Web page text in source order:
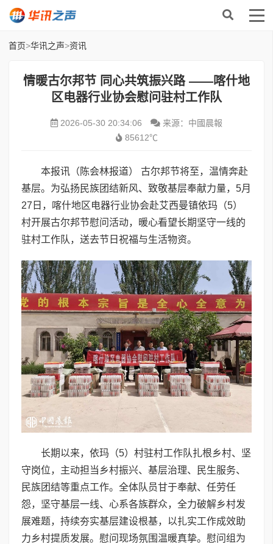
首页>华讯之声>资讯
情暖古尔邦节 同心共筑振兴路 ——喀什地
区电器行业协会慰问驻村工作队
2026-05-30 20:34:06
来源：中國晨報
85612℃
本报讯（陈会林报道） 古尔邦节将至，温情奔赴
基层。为弘扬民族团结新风、致敬基层奉献力量，5月
27日，喀什地区电器行业协会赴艾西曼镇依玛（5）
村开展古尔邦节慰问活动，暖心看望长期坚守一线的
驻村工作队，送去节日祝福与生活物资。
长期以来，依玛（5）村驻村工作队扎根乡村、坚
守岗位，主动担当乡村振兴、基层治理、民生服务、
民族团结等重点工作。全体队员甘于奉献、任劳任
怨，坚守基层一线、心系各族群众，全力破解乡村发
展难题，持续夯实基层建设根基，以扎实工作成效助
力乡村提质发展。慰问现场氛围温暖真挚。慰问组为